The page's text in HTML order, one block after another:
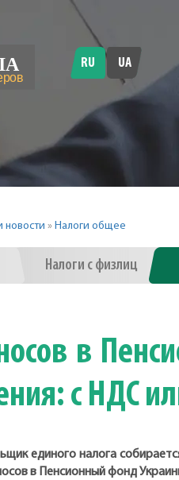
RU UA
новости » Налоги общее
Налоги с физлиц
в
с НДС
единого налога
в Пенсионный фонд